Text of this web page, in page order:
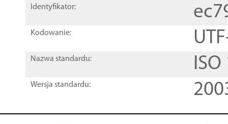
Identyfikator:
Kodowanie:
Nazwa standardu:
Wersja standardu: